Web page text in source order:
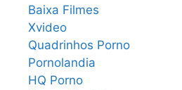
Baixa Filmes
Xvideo
Quadrinhos Porno
Pornolandia
HQ Porno